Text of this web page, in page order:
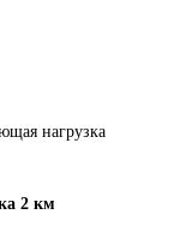
нагрузка
2 км